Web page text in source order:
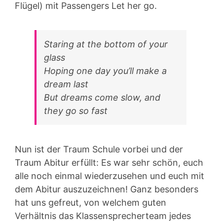
Flügel) mit Passengers Let her go.
Staring at the bottom of your
glass
Hoping one day you’ll make a
dream last
But dreams come slow, and
they go so fast
Nun ist der Traum Schule vorbei und der
Traum Abitur erfüllt: Es war sehr schön, euch
alle noch einmal wiederzusehen und euch mit
dem Abitur auszuzeichnen! Ganz besonders
hat uns gefreut, von welchem guten
Verhältnis das Klassensprecherteam jedes